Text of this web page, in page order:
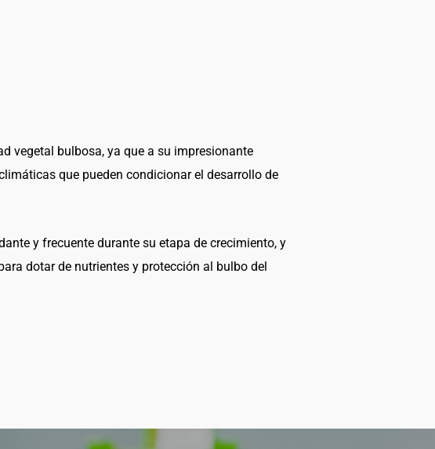
vegetal bulbosa, ya que a su impresionante
que pueden condicionar el desarrollo de
y frecuente durante su etapa de crecimiento, y
dotar de nutrientes y protección al bulbo del